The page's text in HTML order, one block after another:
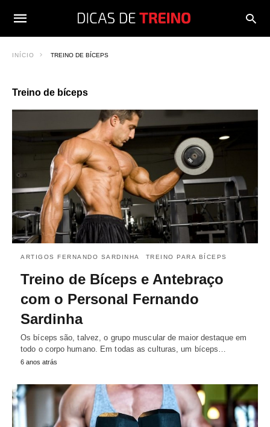
INÍCIO TREINO DE BÍCEPS
Treino de bíceps
ARTIGOS FERNANDO SARDINHA TREINO PARA BÍCEPS
Treino de Bíceps e Antebraço
com o Personal Fernando
Sardinha
Os bíceps são, talvez, o grupo muscular de maior destaque em
todo o corpo humano. Em todas as culturas, um bíceps…
6 anos atrás